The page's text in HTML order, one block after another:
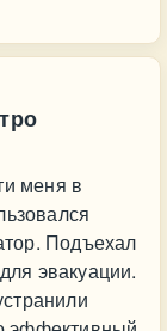
меня в
Подъехал
эвакуации.